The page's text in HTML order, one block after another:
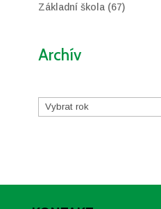
Základní škola(67)
Archív
Archivy